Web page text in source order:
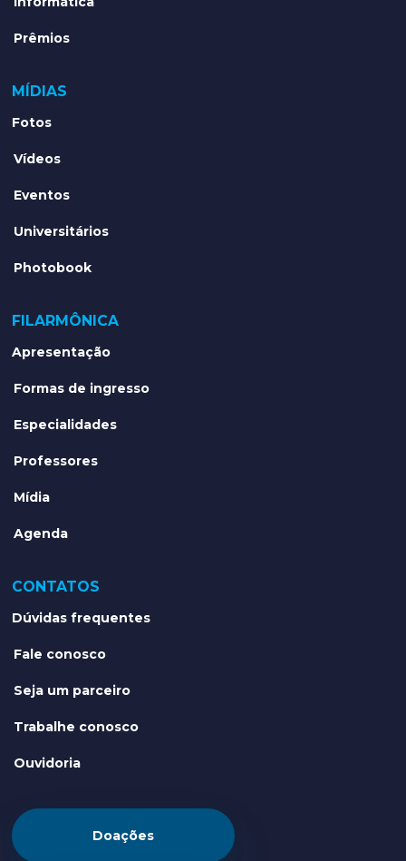
Prêmios
MÍDIAS
Fotos
Vídeos
Eventos
Universitários
Photobook
FILARMÔNICA
Apresentação
Formas de ingresso
Especialidades
Professores
Mídia
Agenda
CONTATOS
Dúvidas frequentes
Fale conosco
Seja um parceiro
Trabalhe conosco
Ouvidoria
Doações